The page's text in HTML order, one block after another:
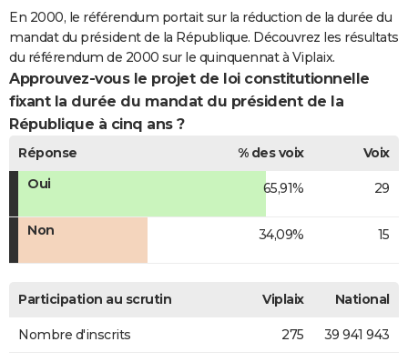
En 2000, le référendum portait sur la réduction de la durée du
mandat du président de la République. Découvrez les résultats
du référendum de 2000 sur le quinquennat à Viplaix.
Approuvez-vous le projet de loi constitutionnelle
fixant la durée du mandat du président de la
République à cinq ans ?
Réponse % des voix
Voix
Oui
65,91% 29
Non 34,09% 15
Participation au scrutin Viplaix National
Nombre d'inscrits 275 39 941 943